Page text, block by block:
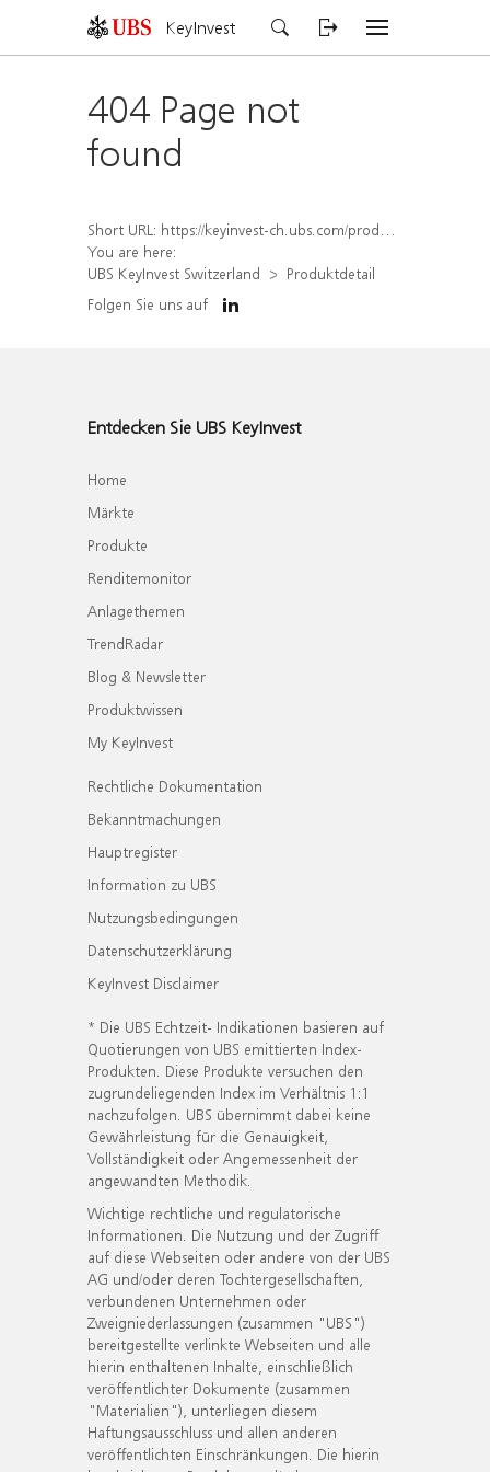
KeyInvest
404 Page not
found
Short URL: https://keyinvest-ch.ubs.com/produkt/detail/index/isin/CH1584642693
You are here:
UBS KeyInvest Switzerland
Produktdetail
Folgen Sie uns auf
Entdecken Sie UBS KeyInvest
Home
Märkte
Produkte
Renditemonitor
Anlagethemen
TrendRadar
Blog & Newsletter
Produktwissen
My KeyInvest
Rechtliche Dokumentation
Bekanntmachungen
Hauptregister
Information zu UBS
Nutzungsbedingungen
Datenschutzerklärung
KeyInvest Disclaimer
* Die UBS Echtzeit- Indikationen basieren auf
Quotierungen von UBS emittierten Index-
Produkten. Diese Produkte versuchen den
zugrundeliegenden Index im Verhältnis 1:1
nachzufolgen. UBS übernimmt dabei keine
Gewährleistung für die Genauigkeit,
Vollständigkeit oder Angemessenheit der
angewandten Methodik.
Wichtige rechtliche und regulatorische
Informationen. Die Nutzung und der Zugriff
auf diese Webseiten oder andere von der UBS
AG und/oder deren Tochtergesellschaften,
verbundenen Unternehmen oder
Zweigniederlassungen (zusammen "UBS")
bereitgestellte verlinkte Webseiten und alle
hierin enthaltenen Inhalte, einschließlich
veröffentlichter Dokumente (zusammen
"Materialien"), unterliegen diesem
Haftungsausschluss und allen anderen
veröffentlichten Einschränkungen. Die hierin